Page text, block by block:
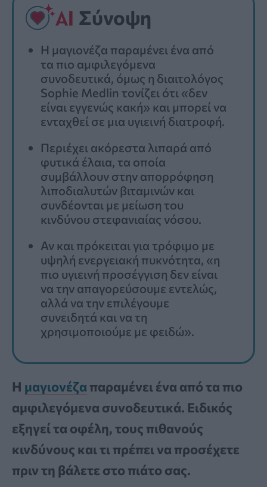
Σύνοψη
Η μαγιονέζα παραμένει ένα από
τα πιο αμφιλεγόμενα
συνοδευτικά, όμως η διαιτολόγος
Sophie Medlin τονίζει ότι «δεν
είναι εγγενώς κακή» και μπορεί να
ενταχθεί σε μια υγιεινή διατροφή.
Περιέχει ακόρεστα λιπαρά από
φυτικά έλαια, τα οποία
συμβάλλουν στην απορρόφηση
λιποδιαλυτών βιταμινών και
συνδέονται με μείωση του
κινδύνου στεφανιαίας νόσου.
Αν και πρόκειται για τρόφιμο με
υψηλή ενεργειακή πυκνότητα, «η
πιο υγιεινή προσέγγιση δεν είναι
να την απαγορεύσουμε εντελώς,
αλλά να την επιλέγουμε
συνειδητά και να τη
χρησιμοποιούμε με φειδώ».
Η μαγιονέζα παραμένει ένα από τα πιο
αμφιλεγόμενα συνοδευτικά. Ειδικός
εξηγεί τα οφέλη, τους πιθανούς
κινδύνους και τι πρέπει να προσέχετε
πριν τη βάλετε στο πιάτο σας.